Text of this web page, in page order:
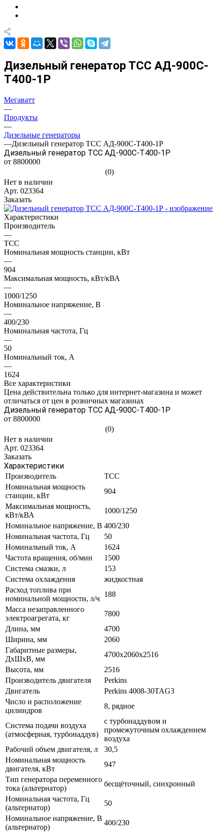
Дизельный генератор ТСС АД-900C-
Т400-1Р
Мегаватт
—
Продукты
—
Дизельные генераторы
—Дизельный генератор ТСС АД-900C-Т400-1Р
Дизельный генератор ТСС АД-900C-Т400-1Р
от 8800000
(0)
Нет в наличии
Арт. 023364
Заказать
Характеристики
Производитель
—
ТСС
Номинальная мощность станции, кВт
—
904
Максимальная мощность, кВт/кВА
—
1000/1250
Номинальное напряжение, В
—
400/230
Номинальная частота, Гц
—
50
Номинальный ток, А
—
1624
Все характеристики
Цена действительна только для интернет-магазина и может
отличаться от цен в розничных магазинах
Дизельный генератор ТСС АД-900C-Т400-1Р
от 8800000
(0)
Нет в наличии
Арт. 023364
Заказать
Характеристики
Производитель
ТСС
Номинальная мощность
станции, кВт
904
Максимальная мощность,
кВт/кВА
1000/1250
Номинальное напряжение, В 400/230
Номинальная частота, Гц
50
Номинальный ток, А
1624
Частота вращения, об/мин
1500
Система смазки, л
153
Система охлаждения
жидкостная
Расход топлива при
номинальной мощности, л/ч
188
Масса незаправленного
электроагрегата, кг
7800
Длина, мм
4700
Ширина, мм
2060
Габаритные размеры,
ДхШхВ, мм
4700х2060х2516
Высота, мм
2516
Производитель двигателя
Perkins
Двигатель
Perkins 4008-30TAG3
Число и расположение
цилиндров
8, рядное
Система подачи воздуха
(атмосферная, турбонаддув)
с турбонаддувом и
промежуточным охлаждением
воздуха
Рабочий объем двигателя, л
30,5
Номинальная мощность
двигателя, кВт
947
Тип генератора переменного
тока (альтернатор)
бесщёточный, синхронный
Номинальная частота, Гц
(альтернатор)
50
Номинальное напряжение, В
(альтернатор)
400/230